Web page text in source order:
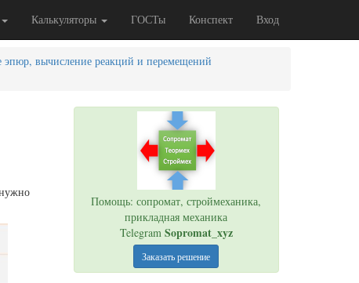
Калькуляторы ГОСТы Конспект Вход
эпюр, вычисление реакций и перемещений
Помощь: сопромат, строймеханика,
прикладная механика
Telegram Sopromat_xyz
Заказать решение